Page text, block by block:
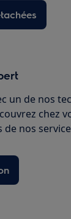
un de nos
chez
nos